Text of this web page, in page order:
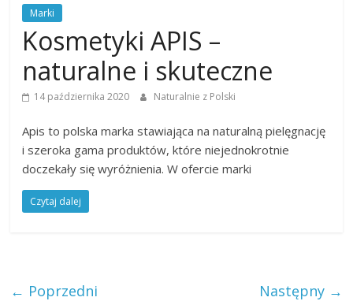
Marki
Kosmetyki APIS –
naturalne i skuteczne
14 października 2020 Naturalnie z Polski
Apis to polska marka stawiająca na naturalną pielęgnację
i szeroka gama produktów, które niejednokrotnie
doczekały się wyróżnienia. W ofercie marki
Czytaj dalej
← Poprzedni Następny →